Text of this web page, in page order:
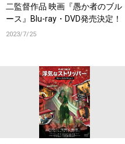
二監督作品 映画『愚か者のブル
ース』Blu-ray・DVD発売決定！
2023/7/25